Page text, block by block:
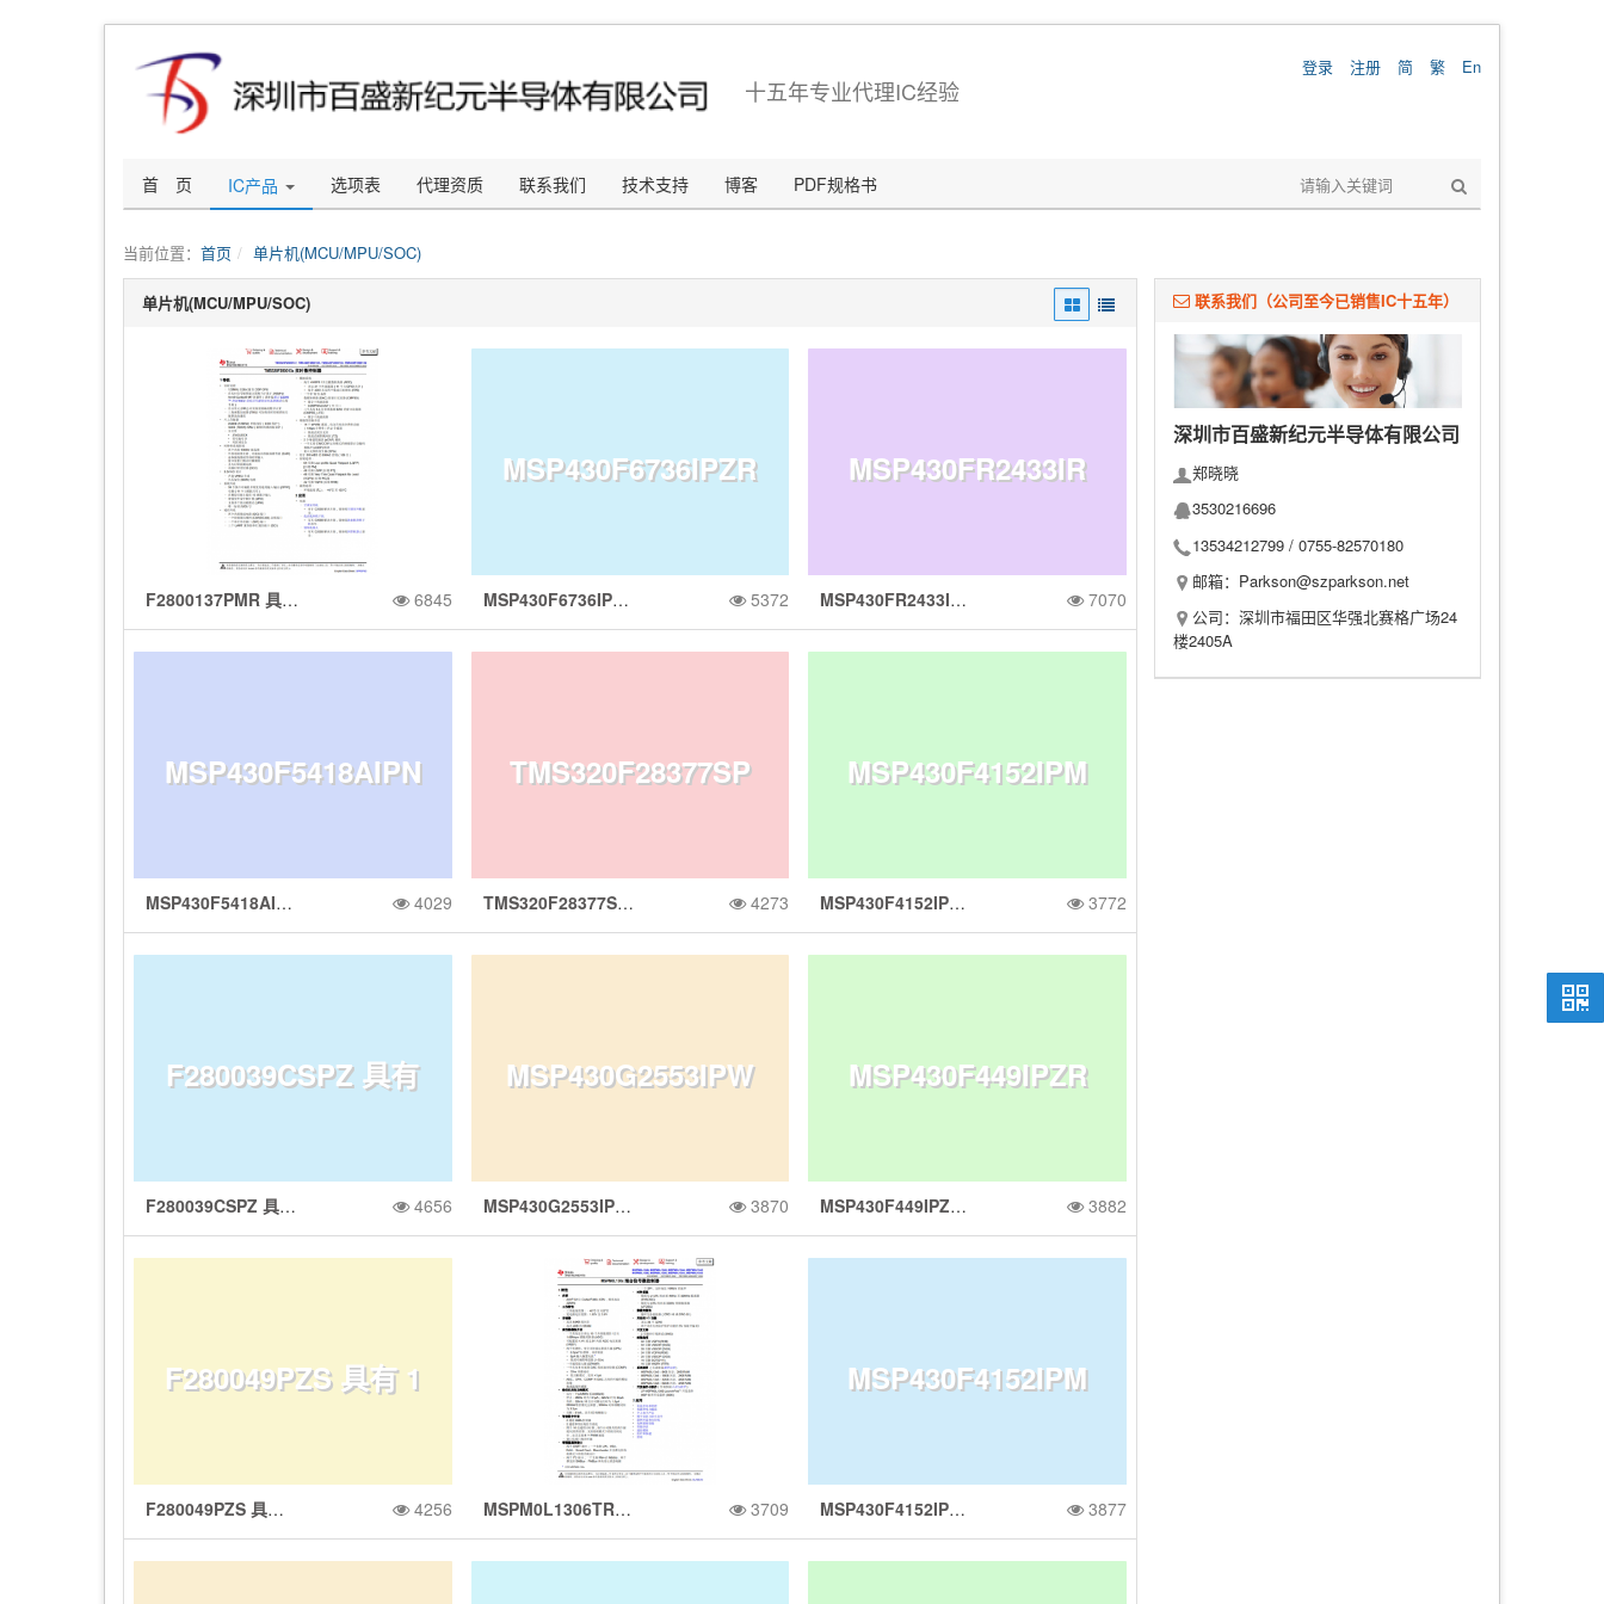
登录 注册 简 繁 En
十五年专业代理IC经验
首 页 IC产品 选项表 代理资质 联系我们 技术支持 博客 PDF规格书
当前位置： 首页 单片机(MCU/MPU/SOC)
单片机(MCU/MPU/SOC)
6845
F2800137PMR 具有 120MHz 频率、256KB 闪存、FPU 和 TMU 的 C2000™ MCU
MSP430F6736IPZR
具有 3 个 Σ-Δ AD
KB RAM 的单相计
量 SoC
5372
MSP430F6736IPZR 具有 3 个 Σ-Δ ADC、LCD、实时时钟、128KB 闪存、8KB RAM 的单相计量 SoC
MSP430FR2433IR
GER 具有 16KB FR
SPI/I2C、计时器的
16MHz MCU
7070
MSP430FR2433IRGER 具有 16KB FRAM、4KB SRAM、10 位 ADC、UART/SPI/I2C、计时器的 16MHz MCU
MSP430F5418AIPN
R 具有 128KB 闪
A、UART/SPI/I2
4029
MSP430F5418AIPNR 具有 128KB 闪存、16KB SRAM、12 位 ADC、DMA、UART/SPI/I2C、计时器和硬件乘法器的 25MHz MCU
TMS320F28377SP
TPQ 具有 400MIP
A、FPU、TMU、10
24KB 闪存、EMI
4273
TMS320F28377SPTPQ 具有 400MIPS、1xCPU、1xCLA、FPU、TMU、1024KB 闪存、EMIF、16 位 ADC 的汽车类 C2000™ MCU
MSP430F4152IPM
R 具有 16KB 闪
I/UART、比较器和
3772
MSP430F4152IPMR 具有 16KB 闪存、512B SRAM、10 位 ADC、I2C/SPI/UART、比较器和 144 段 LCD 的 8MHz MCU
F280039CSPZ 具有
CLA、CLB、AES
4656
F280039CSPZ 具有 CLA、CLB、AES 和 CAN-FD 的 C2000™ MCU 120MHz 384KB 闪存、FPU 和 TMU
MSP430G2553IPW
20R 具有 16KB 闪
存、512B SRAM、
3870
MSP430G2553IPW20R 具有 16KB 闪存、512B SRAM、比较器、UART/SPI/I2C、计时器的 16MHz MCU
MSP430F449IPZR
具有 60KB 闪存、2
3882
MSP430F449IPZR 具有 60KB 闪存、2KB SRAM、12 位 ADC、比较器、SPI/UART 和 160 段 LCD 的 8MHz MCU
F280049PZS 具有 1
00MHz 频率、FP
4256
F280049PZS 具有 100MHz 频率、FPU、TMU、256KB 闪存、CLA、PGA、SDFM 的 C2000™ MCU 3709
MSPM0L1306TRHBR 具有 64KB 闪存、4KB SRAM、12 位 ADC、比较器和 OPA 的 32MHz Arm® Cortex®-M0+ MCU
MSP430F4152IPM
R 具有 16KB 闪
3877
MSP430F4152IPMR 具有 16KB 闪存、512B SRAM、10 位 ADC、I2C/SPI/UART、比较器和 144 段 LCD 的 8MHz MCU
联系我们（公司至今已销售IC十五年）
深圳市百盛新纪元半导体有限公司
郑晓晓
3530216696
13534212799 / 0755-82570180
邮箱：Parkson@szparkson.net
公司：深圳市福田区华强北赛格广场24
楼2405A